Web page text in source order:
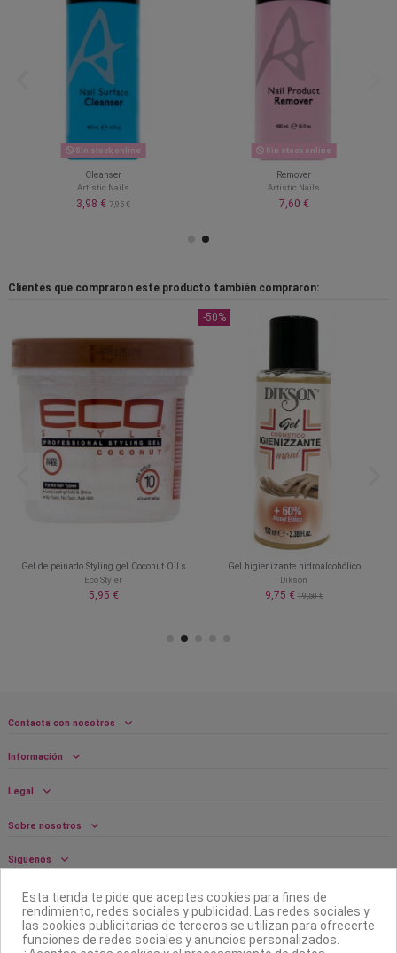
Sin stock online
Cleanser
Artistic Nails
3,98 € 7,95 €
Sin stock online
Remover
Artistic Nails
7,60 €
Clientes que compraron este producto también compraron:
Gel de peinado Styling gel Coconut Oil s
Eco Styler
5,95 €
-50%
Gel higienizante hidroalcohólico
Dikson
9,75 €19,50 €
Contacta con nosotros
Información
Legal
Sobre nosotros
Síguenos
Boletín
Esta tienda te pide que aceptes cookies para fines de
rendimiento, redes sociales y publicidad. Las redes sociales y
las cookies publicitarias de terceros se utilizan para ofrecerte
funciones de redes sociales y anuncios personalizados.